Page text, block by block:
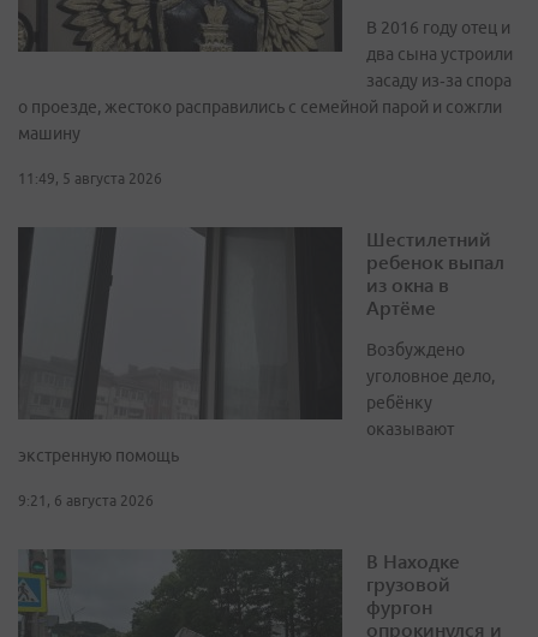
В 2016 году отец и
два сына устроили
засаду из‑за спора
о проезде, жестоко расправились с семейной парой и сожгли
машину
11:49, 5 августа 2026
Шестилетний
ребенок выпал
из окна в
Артёме
Возбуждено
уголовное дело,
ребёнку
оказывают
экстренную помощь
9:21, 6 августа 2026
В Находке
грузовой
фургон
опрокинулся и